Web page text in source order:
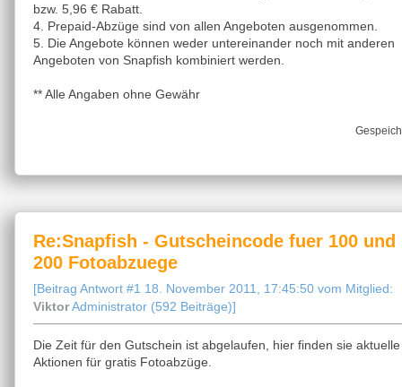
bzw. 5,96 € Rabatt.
4. Prepaid-Abzüge sind von allen Angeboten ausgenommen.
5. Die Angebote können weder untereinander noch mit anderen
Angeboten von Snapfish kombiniert werden.
** Alle Angaben ohne Gewähr
Re:Snapfish - Gutscheincode fuer 100 und
200 Fotoabzuege
[Beitrag Antwort #1 18. November 2011, 17:45:50 vom Mitglied:
Viktor Administrator (592 Beiträge)]
Die Zeit für den Gutschein ist abgelaufen, hier finden sie aktuelle
Aktionen für gratis Fotoabzüge.